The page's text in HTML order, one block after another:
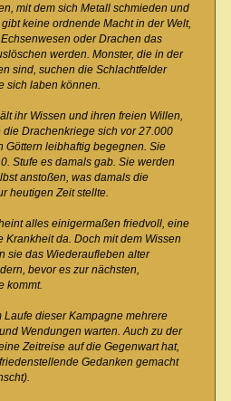
mit dem sich Metall schmieden und
keine ordnende Macht in der Welt,
oder Drachen das
werden. Monster, die in der
sind, suchen die Schlachtfelder
sich laben können.
ihr Wissen und ihren freien Willen,
Drachenkriege sich vor 27.000
Göttern leibhaftig begegnen. Sie
Stufe es damals gab. Sie werden
anstoßen, was damals die
heutigen Zeit stellte.
alles einigermaßen friedvoll, eine
Krankheit da. Doch mit dem Wissen
sie das Wiederaufleben alter
bevor es zur nächsten,
kommt.
Laufe dieser Kampagne mehrere
Wendungen warten. Auch zu der
Zeitreise auf die Gegenwart hat,
Gedanken gemacht